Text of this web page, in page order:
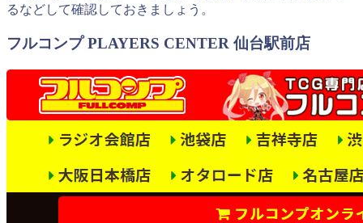
るなどして確認しておきましょう。
フルコンプ PLAYERS CENTER 仙台駅前店